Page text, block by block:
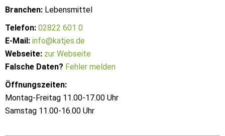
Branchen: Lebensmittel
Telefon: 02822 601 0
E-Mail: info@katjes.de
Webseite: zur Webseite
Falsche Daten? Fehler melden
Öffnungszeiten:
Montag-Freitag 11.00-17.00 Uhr
Samstag 11.00-16.00 Uhr